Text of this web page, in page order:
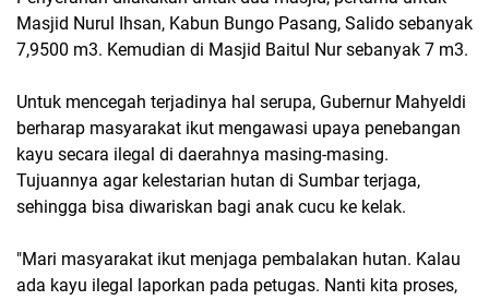
Masjid Nurul Ihsan, Kabun Bungo Pasang, Salido sebanyak
7,9500 m3. Kemudian di Masjid Baitul Nur sebanyak 7 m3.
Untuk mencegah terjadinya hal serupa, Gubernur Mahyeldi
berharap masyarakat ikut mengawasi upaya penebangan
kayu secara ilegal di daerahnya masing-masing.
Tujuannya agar kelestarian hutan di Sumbar terjaga,
sehingga bisa diwariskan bagi anak cucu ke kelak.
"Mari masyarakat ikut menjaga pembalakan hutan. Kalau
ada kayu ilegal laporkan pada petugas. Nanti kita proses,